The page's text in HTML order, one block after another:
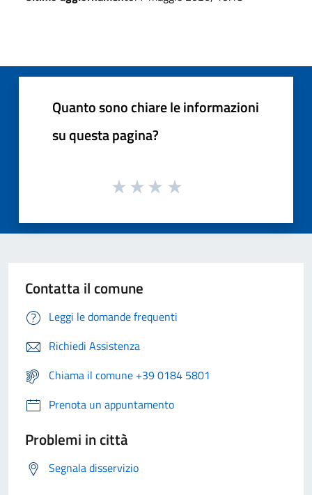
Quanto sono chiare le informazioni
su questa pagina?
Contatta il comune
Leggi le domande frequenti
Richiedi Assistenza
Chiama il comune +39 0184 5801
Prenota un appuntamento
Problemi in città
Segnala disservizio